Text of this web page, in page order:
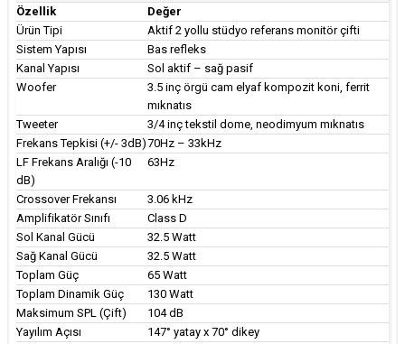
Özellik
Değer
Ürün Tipi
Aktif 2 yollu stüdyo referans monitör çifti
Sistem Yapısı
Bas refleks
Kanal Yapısı
Sol aktif – sağ pasif
Woofer
3.5 inç örgü cam elyaf kompozit koni, ferrit
mıknatıs
Tweeter
3/4 inç tekstil dome, neodimyum mıknatıs
Frekans Tepkisi (+/- 3dB)70Hz – 33kHz
LF Frekans Aralığı (-10
dB)
63Hz
Crossover Frekansı
3.06 kHz
Amplifikatör Sınıfı
Class D
Sol Kanal Gücü
32.5 Watt
Sağ Kanal Gücü
32.5 Watt
Toplam Güç
65 Watt
Toplam Dinamik Güç
130 Watt
Maksimum SPL (Çift)
104 dB
Yayılım Açısı
147° yatay x 70° dikey